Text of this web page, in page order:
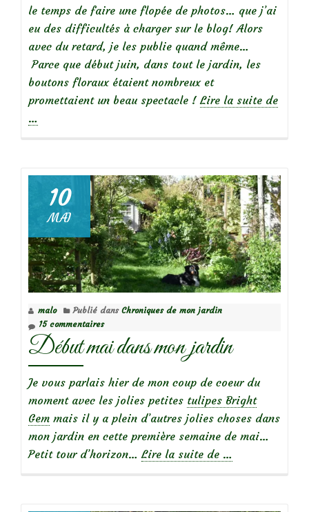
le temps de faire une flopée de photos… que j’ai
eu des difficultés à charger sur le blog! Alors
avec du retard, je les publie quand même…
Parce que début juin, dans tout le jardin, les
boutons floraux étaient nombreux et
promettaient un beau spectacle ! Lire la suite de
avec
mon
jardin
(1
juin
2023)
…
10
MAI
malo Publié dans Chroniques de mon jardin
15 commentaires
Début mai dans mon jardin
Je vous parlais hier de mon coup de coeur du
moment avec les jolies petites tulipes Bright
Gem mais il y a plein d’autres jolies choses dans
mon jardin en cette première semaine de mai…
Petit tour d’horizon… Lire la suite de à
…